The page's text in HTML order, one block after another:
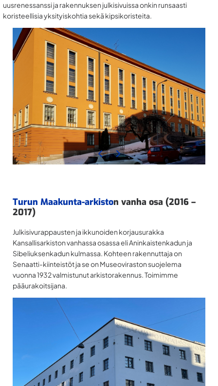
uusrenessanssi ja rakennuksen julkisivuissa onkin runsaasti
koristeellisia yksityiskohtia sekä kipsikoristeita.
Turun Maakunta-arkiston vanha osa (2016 –
2017)
Julkisivurappausten ja ikkunoiden korjausurakka
Kansallisarkiston vanhassa osassa eli Aninkaistenkadun ja
Sibeliuksenkadun kulmassa. Kohteen rakennuttaja on
Senaatti-kiinteistöt ja se on Museoviraston suojelema
vuonna 1932 valmistunut arkistorakennus. Toimimme
pääurakoitsijana.